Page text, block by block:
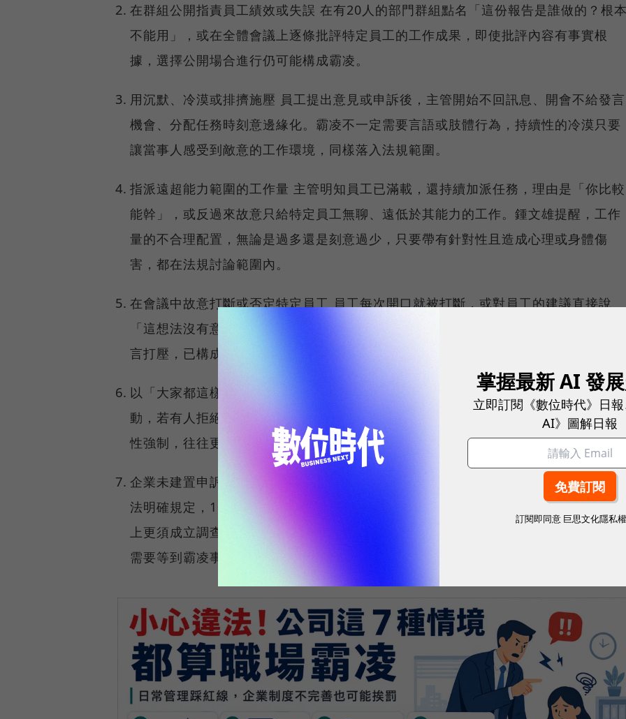
在群組公開指責員工績效或失誤 在有20人的部門群組點名「這份報告是誰做的？根
不能用」，或在全體會議上逐條批評特定員工的工作成果，即使批評內容有事實根
據，選擇公開場合進行仍可能構成霸凌。
用沉默、冷漠或排擠施壓 員工提出意見或申訴後，主管開始不回訊息、開會不給發言
機會、分配任務時刻意邊緣化。霸凌不一定需要言語或肢體行為，持續性的冷漠只要
讓當事人感受到敵意的工作環境，同樣落入法規範圍。
指派遠超能力範圍的工作量 主管明知員工已滿載，還持續加派任務，理由是「你比較
能幹」，或反過來故意只給特定員工無聊、遠低於其能力的工作。鍾文雄提醒，工作
量的不合理配置，無論是過多還是刻意過少，只要帶有針對性且造成心理或身體傷
害，都在法規討論範圍內。
在會議中故意打斷或否定特定員工 員工每次開口就被打斷，或對員工的建議直接說
「這想法沒有意義」，卻對其他人的類似意見表示讚賞。針對特定個人、反覆性的發
言打壓，已構成敵意工作環境的要素之一。
以「大家都這樣」合理化不合理要求 要求員工下班後持續待命、假日出席非強制性活
動，若有人拒絕就說「大家都這樣，就你不行？」——這種以集體文化為名施加的隱
性強制，往往更難被指認，但同樣可能構成霸凌。
企業未建置申訴機制或拖延處理投訴 新法直接針對企業制度，而非主管個人行為。新
法明確規定，10 人以上企業須建立申訴管道，30 人以上須訂定防治規範，100 人以
上更須成立調查小組。制度缺失或拖延處理，企業直接面臨最高 450 萬元罰鍰，且不
需要等到霸凌事件發生才受罰。
掌握最新 AI 發
立即訂閱《數位時代》日
AI》圖解日報
訂閱即同意 巨思文化隱私